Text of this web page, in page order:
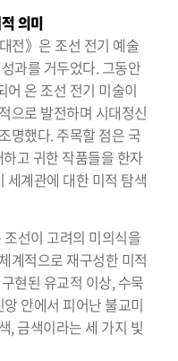
의미
전》은 조선 전기 예술
과를 거두었다. 그동안
어 온 조선 전기 미술이
으로 발전하며 시대정신
명했다. 주목할 점은 국
고 귀한 작품들을 한자
세계관에 대한 미적 탐색
조선이 고려의 미의식을
계적으로 재구성한 미적
현된 유교적 이상, 수묵
안에서 피어난 불교미
, 금색이라는 세 가지 빛